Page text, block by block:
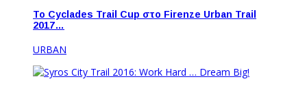
Το Cyclades Trail Cup στο Firenze Urban Trail
2017…
URBAN